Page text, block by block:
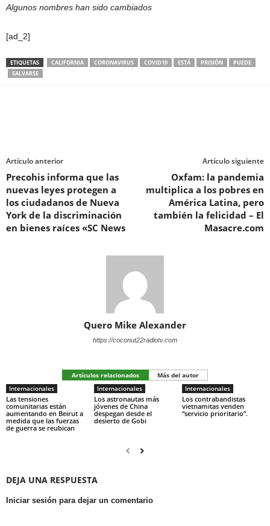
Algunos nombres han sido cambiados
[ad_2]
ETIQUETAS CALIFORNIA CORONAVIRUS COVID19 ESTÁ PRISIÓN
PUEDE
SALVARSE
Artículo anterior
Precohis informa que las
nuevas leyes protegen a
los ciudadanos de Nueva
York de la discriminación
en bienes raíces «SC News
Artículo siguiente
Oxfam: la pandemia
multiplica a los pobres en
América Latina, pero
también la felicidad – El
Masacre.com
Quero Mike Alexander
https://coconut22radiotv.com
Artículos relacionados
Más del autor
Internacionales
Las tensiones
comunitarias están
aumentando en Beirut a
medida que las fuerzas
de guerra se reubican
Internacionales
Los astronautas más
jóvenes de China
despegan desde el
desierto de Gobi
Internacionales
Los contrabandistas
vietnamitas venden
“servicio prioritario”.
DEJA UNA RESPUESTA
Iniciar sesión para dejar un comentario